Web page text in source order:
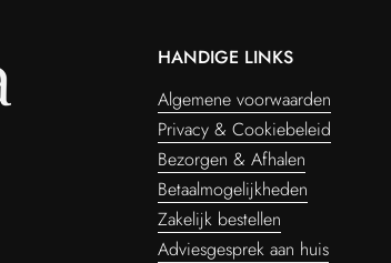
HANDIGE LINKS
Algemene voorwaarden
Privacy & Cookiebeleid
Bezorgen & Afhalen
Betaalmogelijkheden
Zakelijk bestellen
Adviesgesprek aan huis